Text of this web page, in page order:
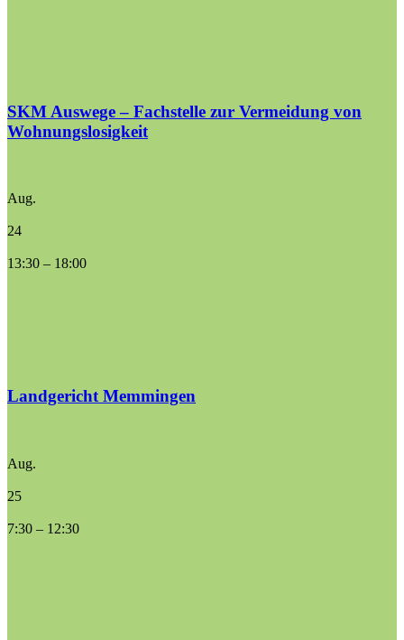
SKM Auswege – Fachstelle zur Vermeidung von
Wohnungslosigkeit
Aug.
24
13:30 – 18:00
Landgericht Memmingen
Aug.
25
7:30 – 12:30